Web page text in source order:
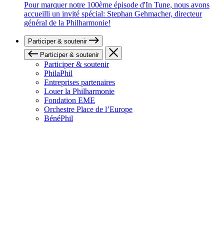
Pour marquer notre 100ème épisode d'In Tune, nous avons
accueilli un invité spécial: Stephan Gehmacher, directeur
général de la Philharmonie!
Participer & soutenir
Participer & soutenir
Participer & soutenir
PhilaPhil
Entreprises partenaires
Louer la Philharmonie
Fondation EME
Orchestre Place de l’Europe
BénéPhil